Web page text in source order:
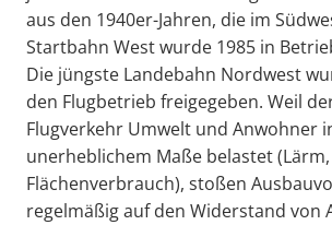
aus den 1940er-Jahren, die im
Startbahn West wurde 1985 in
Die jüngste Landebahn Nordwest
den Flugbetrieb freigegeben. Weil
Flugverkehr Umwelt und Anwohner
unerheblichem Maße belastet
Flächenverbrauch), stoßen
regelmäßig auf den Widerstand von